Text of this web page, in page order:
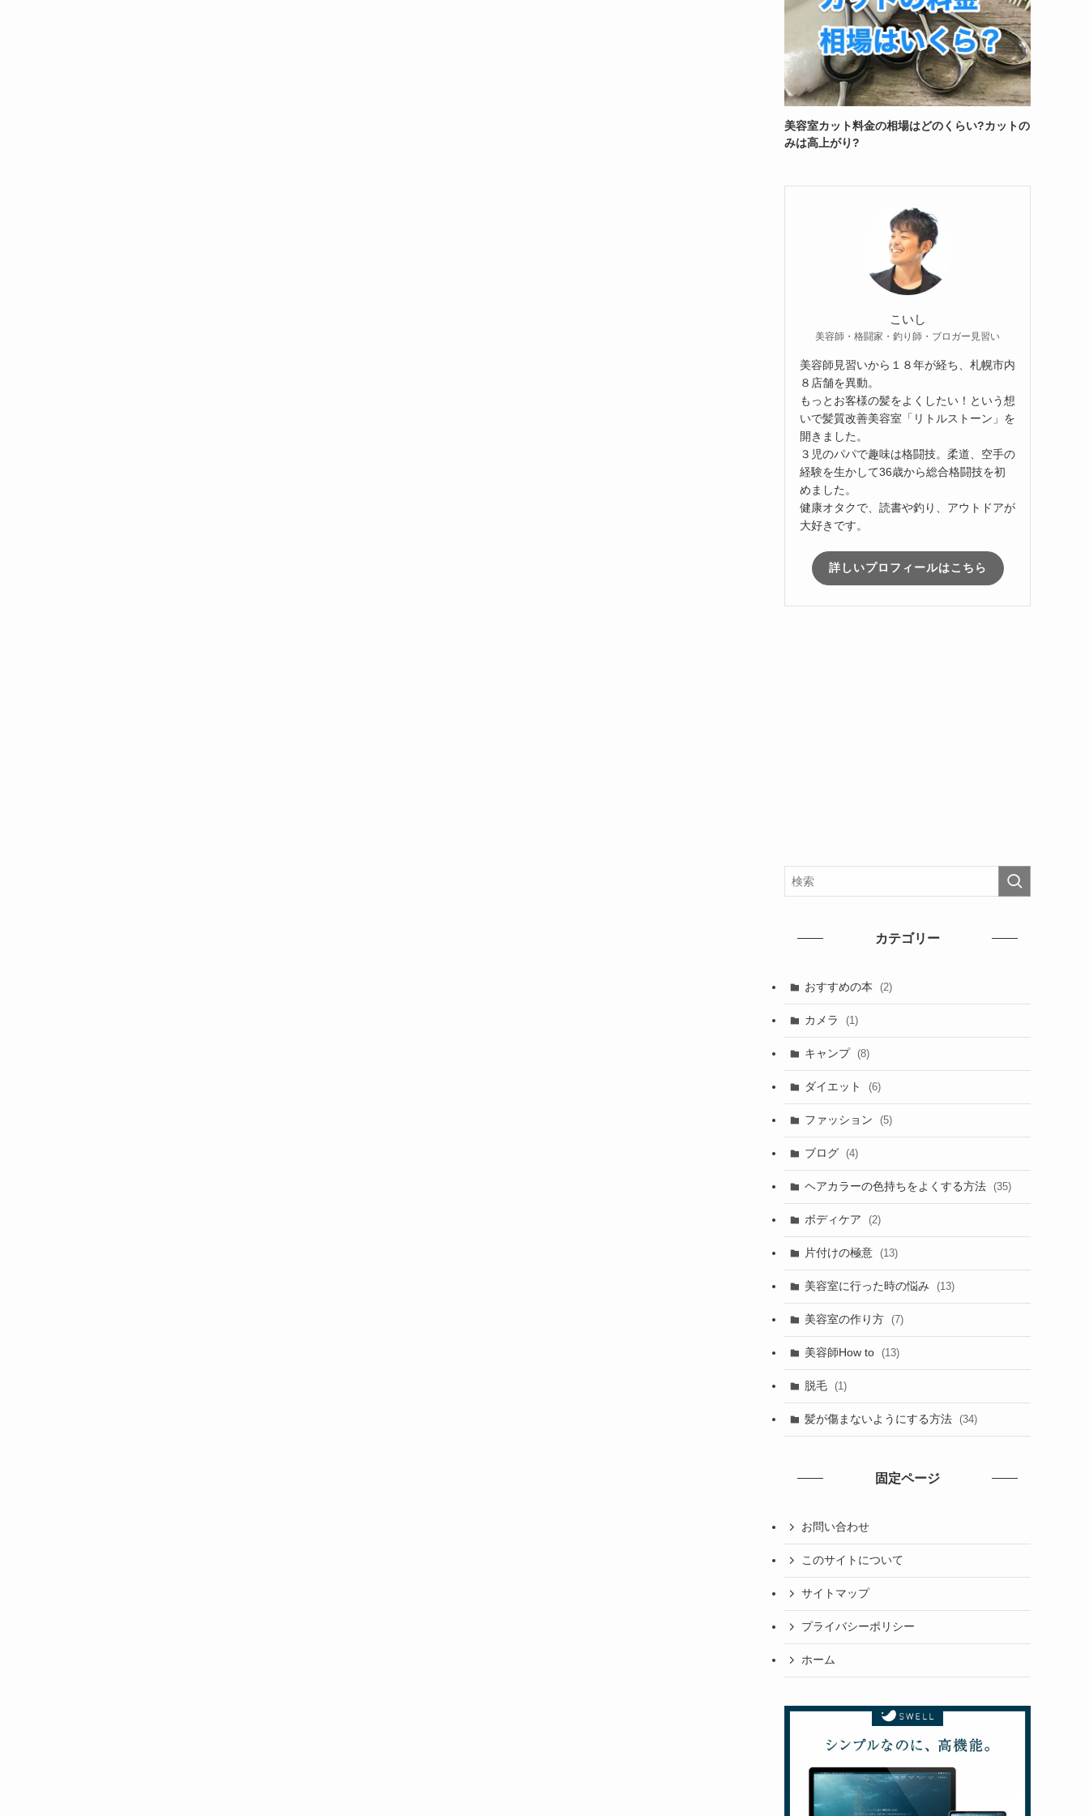
美容室カット料金の相場はどのくらい?カットの
みは高上がり?
こいし
美容師・格闘家・釣り師・ブロガー見習い
美容師見習いから１８年が経ち、札幌市内
８店舗を異動。
もっとお客様の髪をよくしたい！という想
いで髪質改善美容室「リトルストーン」を
開きました。
３児のパパで趣味は格闘技。柔道、空手の
経験を生かして36歳から総合格闘技を初
めました。
健康オタクで、読書や釣り、アウトドアが
大好きです。
詳しいプロフィールはこちら
カテゴリー
おすすめの本 (2)
カメラ (1)
キャンプ (8)
ダイエット (6)
ファッション (5)
ブログ (4)
ヘアカラーの色持ちをよくする方法 (35)
ボディケア (2)
片付けの極意 (13)
美容室に行った時の悩み (13)
美容室の作り方 (7)
美容師How to (13)
脱毛 (1)
髪が傷まないようにする方法 (34)
固定ページ
お問い合わせ
このサイトについて
サイトマップ
プライバシーポリシー
ホーム